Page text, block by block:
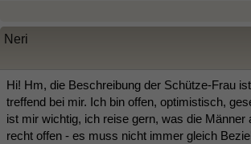
Neri
Hi! Hm, die Beschreibung der Schütze-Frau
treffend bei mir. Ich bin offen, optimistisch,
ist mir wichtig, ich reise gern, was die Männer
recht offen - es muss nicht immer gleich